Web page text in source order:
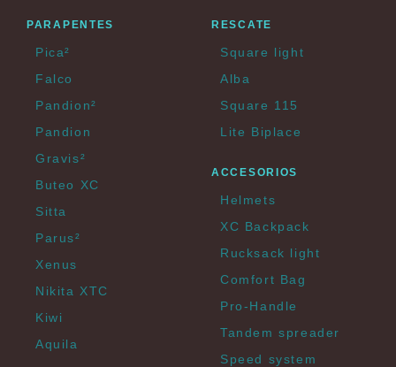
PARAPENTES
Pica²
Falco
Pandion²
Pandion
Gravis²
Buteo XC
Sitta
Parus²
Xenus
Nikita XTC
Kiwi
Aquila
RESCATE
Square light
Alba
Square 115
Lite Biplace
ACCESORIOS
Helmets
XC Backpack
Rucksack light
Comfort Bag
Pro-Handle
Tandem spreader
Speed system